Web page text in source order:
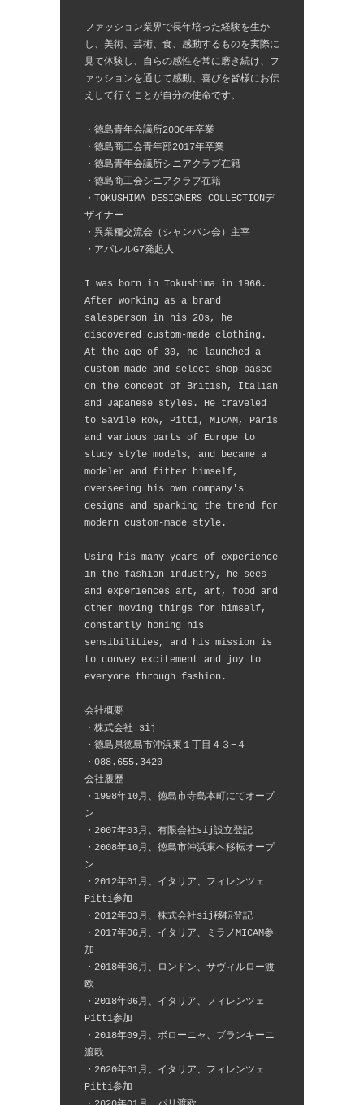
ファッション業界で長年培った経験を生か
し、美術、芸術、食、感動するものを実際に
見て体験し、自らの感性を常に磨き続け、フ
ァッションを通じて感動、喜びを皆様にお伝
えして行くことが自分の使命です。
・徳島青年会議所2006年卒業
・徳島商工会青年部2017年卒業
・徳島青年会議所シニアクラブ在籍
・徳島商工会シニアクラブ在籍
・TOKUSHIMA DESIGNERS COLLECTIONデ
ザイナー
・異業種交流会（シャンパン会）主宰
・アパレルG7発起人
I was born in Tokushima in 1966.
After working as a brand
salesperson in his 20s, he
discovered custom-made clothing.
At the age of 30, he launched a
custom-made and select shop based
on the concept of British, Italian
and Japanese styles. He traveled
to Savile Row, Pitti, MICAM, Paris
and various parts of Europe to
study style models, and became a
modeler and fitter himself,
overseeing his own company's
designs and sparking the trend for
modern custom-made style.
Using his many years of experience
in the fashion industry, he sees
and experiences art, art, food and
other moving things for himself,
constantly honing his
sensibilities, and his mission is
to convey excitement and joy to
everyone through fashion.
会社概要
・株式会社 sij
・徳島県徳島市沖浜東１丁目４３−４
・088.655.3420
会社履歴
・1998年10月、徳島市寺島本町にてオープ
ン
・2007年03月、有限会社sij設立登記
・2008年10月、徳島市沖浜東へ移転オープ
ン
・2012年01月、イタリア、フィレンツェ
Pitti参加
・2012年03月、株式会社sij移転登記
・2017年06月、イタリア、ミラノMICAM参
加
・2018年06月、ロンドン、サヴィルロー渡
欧
・2018年06月、イタリア、フィレンツェ
Pitti参加
・2018年09月、ボローニャ、ブランキーニ
渡欧
・2020年01月、イタリア、フィレンツェ
Pitti参加